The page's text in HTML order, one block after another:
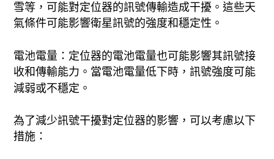
雪等，可能對定位器的訊號傳輸造成干擾。這些天
氣條件可能影響衛星訊號的強度和穩定性。
電池電量：定位器的電池電量也可能影響其訊號接
收和傳輸能力。當電池電量低下時，訊號強度可能
減弱或不穩定。
為了減少訊號干擾對定位器的影響，可以考慮以下
措施：